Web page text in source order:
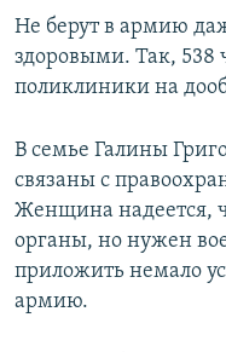
Не берут в армию
здоровыми. Так, 538
поликлиники на
В семье Галины
связаны с
Женщина надеется,
органы, но нужен
приложить немало
армию.